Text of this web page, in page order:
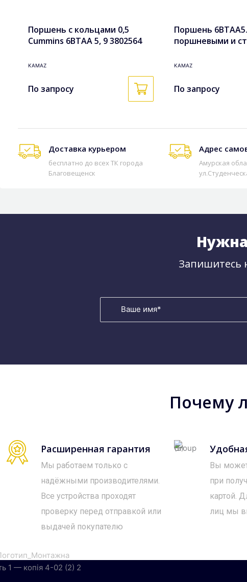
Поршень с кольцами 0,5
Cummins 6BTAA 5, 9 3802564
KAMAZ
По запросу
Поршень
поршневыми и
3802927k
KAMAZ
По запросу
Доставка курьером
бесплатно до всех ТК города
Благовещенск
Адрес
Амурская
Запишитесь
Почему
Расширенная гарантия
Мы работаем только с
надёжными производителями.
Все устройства проходят
проверку перед отправкой или
выдачей покупателю
Вы
при
картой.
лиц мы